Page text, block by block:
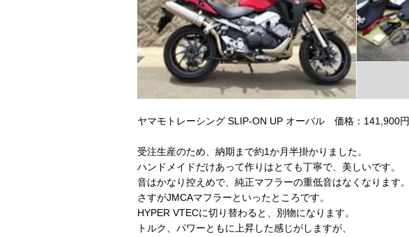
ヤマモトレーシング SLIP-ON UP オーバル 価格：141,900円
受注生産のため、納期まで約1か月半掛かりました。
ハンドメイドだけあって作りはとても丁寧で、美しいです。
音はかなり控えめで、純正マフラーの重低音はなくなります。
さすがJMCAマフラーといったところです。
HYPER VTECに切り替わると、別物になります。
トルク、パワーともに上昇した感じがしますが、